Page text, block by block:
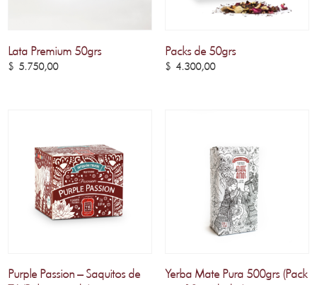
Lata Premium 50grs
$ 5.750,00
Packs de 50grs
$4.300,00
Purple Passion – Saquitos de
Yerba Mate Pura 500grs (Pack